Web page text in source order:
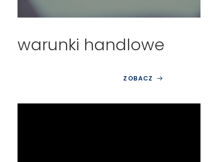
warunki handlowe
ZOBACZ